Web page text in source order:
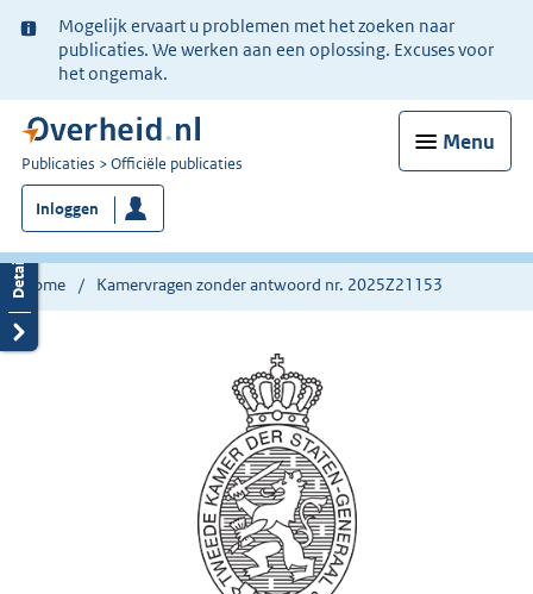
Ter
informatie:
Mogelijk ervaart u problemen met het zoeken naar
publicaties. We werken aan een oplossing. Excuses voor
het ongemak.
Menu
U
bent
nu
hier:
Publicaties Officiële publicaties
Inloggen
Home Kamervragen zonder antwoord nr. 2025Z21153